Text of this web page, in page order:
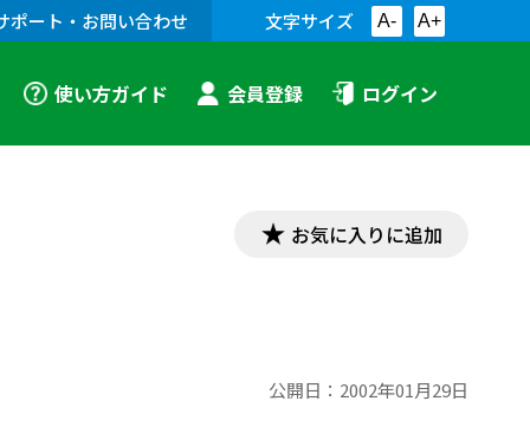
ポート・お問い合わせ 文字サイズ A- A+
使い方ガイド 会員登録 ログイン
お気に入りに追加
公開日： 2002年01月29日